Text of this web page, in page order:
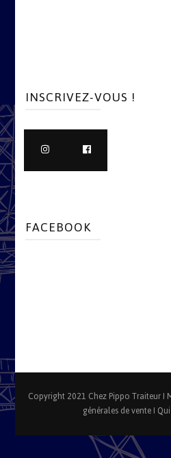
INSCRIVEZ-VOUS !
FACEBOOK
Copyright 2021 Chez Pippo Traiteur I
générales de venteI